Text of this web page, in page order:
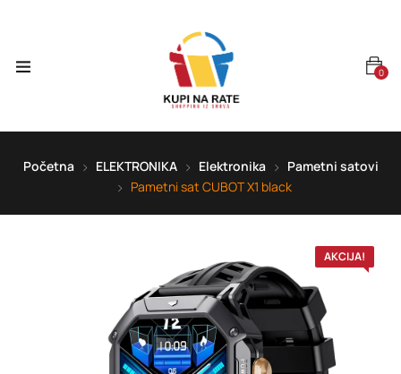
0
Početna ELEKTRONIKA Elektronika
Pametni satovi
Pametni sat CUBOT X1 black
AKCIJA!